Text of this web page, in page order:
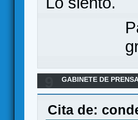
GABINETE DE
Cita de: